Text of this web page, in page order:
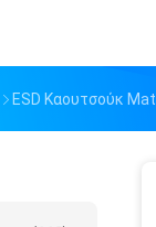
ESD Καουτσούκ Mat